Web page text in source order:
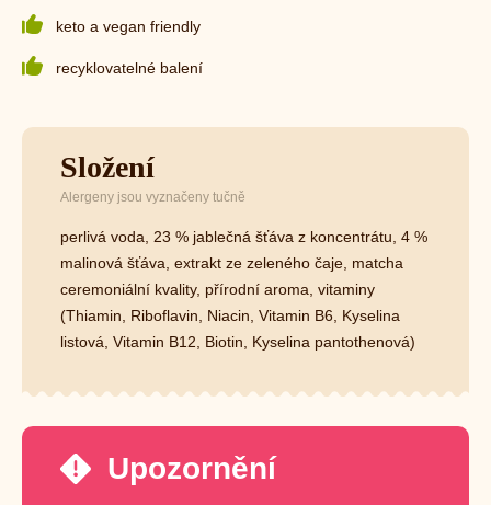
keto a vegan friendly
recyklovatelné balení
Složení
Alergeny jsou vyznačeny tučně
perlivá voda, 23 % jablečná šťáva z koncentrátu, 4 %
malinová šťáva, extrakt ze zeleného čaje, matcha
ceremoniální kvality, přírodní aroma, vitaminy
(Thiamin, Riboflavin, Niacin, Vitamin B6, Kyselina
listová, Vitamin B12, Biotin, Kyselina pantothenová)
Upozornění